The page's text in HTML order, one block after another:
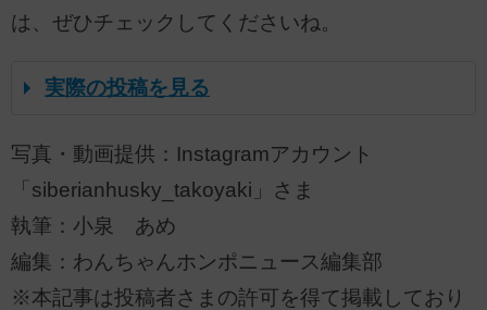
は、ぜひチェックしてくださいね。
実際の投稿を見る
写真・動画提供：Instagramアカウント
「siberianhusky_takoyaki」さま
執筆：小泉 あめ
編集：わんちゃんホンポニュース編集部
※本記事は投稿者さまの許可を得て掲載しており